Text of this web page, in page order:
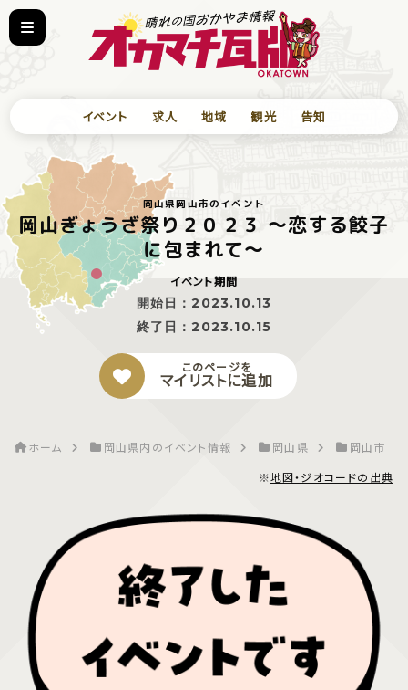
イベント 求人 地域 観光 告知
岡山県岡山市のイベント
岡山ぎょうざ祭り２０２３ 〜恋する餃子
に包まれて〜
イベント期間
開始日：2023.10.13
終了日：2023.10.15
このページを
マイリストに追加
ホーム 岡山県内のイベント情報 岡山県
岡山市
※地図・ジオコードの出典